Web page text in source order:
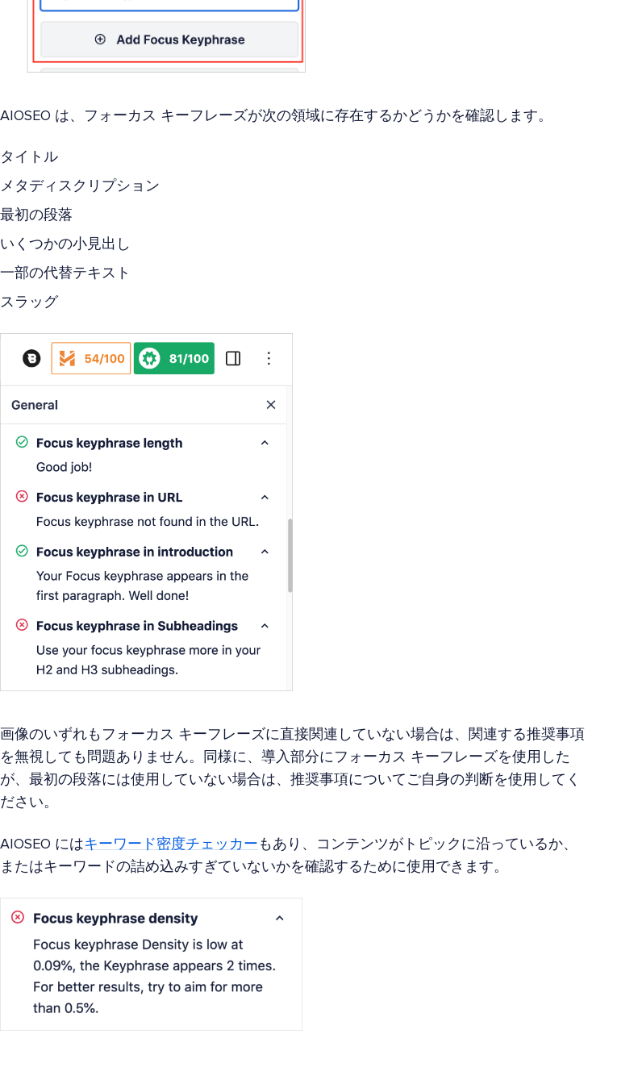
AIOSEO は、フォーカス キーフレーズが次の領域に存在するかどうかを確認します。
タイトル
メタディスクリプション
最初の段落
いくつかの小見出し
一部の代替テキスト
スラッグ
画像のいずれもフォーカス キーフレーズに直接関連していない場合は、関連する推奨事項
を無視しても問題ありません。同様に、導入部分にフォーカス キーフレーズを使用した
が、最初の段落には使用していない場合は、推奨事項についてご自身の判断を使用してく
ださい。
AIOSEO にはキーワード密度チェッカー もあり、コンテンツがトピックに沿っているか、
またはキーワードの詰め込みすぎていないかを確認するために使用できます。